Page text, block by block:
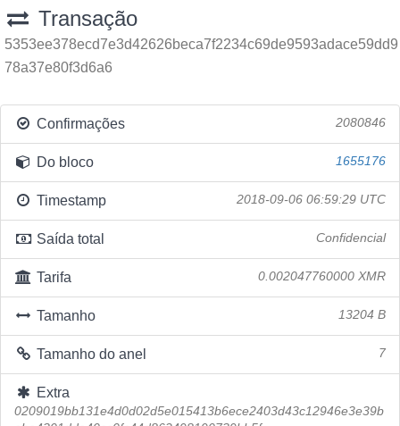
Transação
5353ee378ecd7e3d42626beca7f2234c69de9593adace59dd9
78a37e80f3d6a6
Confirmações 2080846
Do bloco 1655176
Timestamp 2018-09-06 06:59:29 UTC
Saída total Confidencial
Tarifa 0.002047760000 XMR
Tamanho 13204 B
Tamanho do anel 7
Extra
0209019bb131e4d0d02d5e015413b6ece2403d43c12946e3e39b